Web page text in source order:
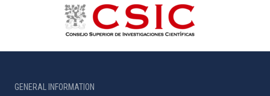
GENERAL INFORMATION